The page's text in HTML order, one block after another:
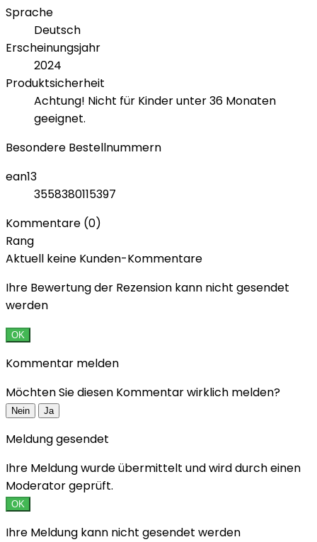
Sprache
Deutsch
Erscheinungsjahr
2024
Produktsicherheit
Achtung! Nicht für Kinder unter 36 Monaten
geeignet.
Besondere Bestellnummern
ean13
3558380115397
Kommentare (0)
Rang
Aktuell keine Kunden-Kommentare
Ihre Bewertung der Rezension kann nicht gesendet
werden
OK
Kommentar melden
Möchten Sie diesen Kommentar wirklich melden?
Nein Ja
Meldung gesendet
Ihre Meldung wurde übermittelt und wird durch einen
Moderator geprüft.
OK
Ihre Meldung kann nicht gesendet werden